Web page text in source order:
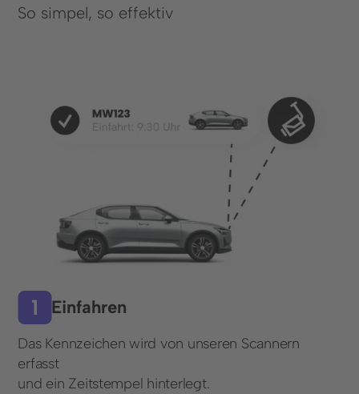
So simpel, so effektiv
Einfahren
Das Kennzeichen wird von unseren Scannern
erfasst
und ein Zeitstempel hinterlegt.
Parkraumbewirtschaftung
Finanzdienstleistungen
Freizeitanlagen
Gastronomie und Hotellerie
Gesundheitseinrichtungen
Groß- und Einzelhandel
Immobilienwirtschaft